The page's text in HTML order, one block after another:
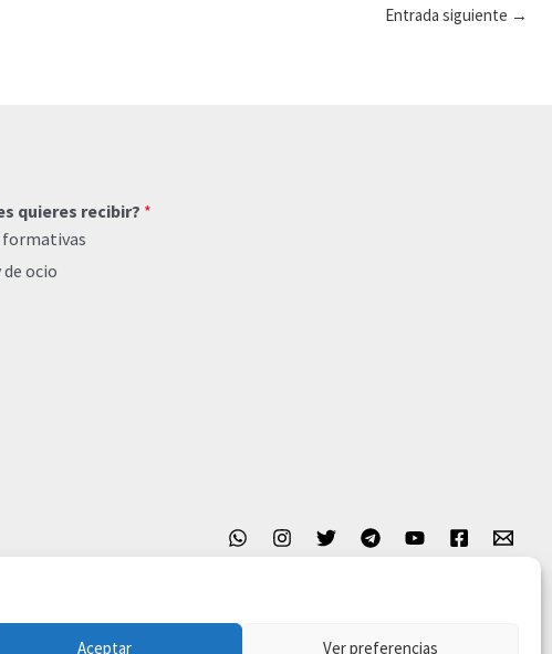
Aceptar Ver preferencias
Entrada siguiente →
quieres recibir? *
formativas
ocio